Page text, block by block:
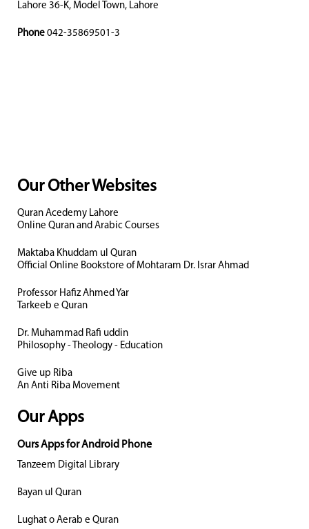
Lahore 36-K, Model Town, Lahore
Phone 042-35869501-3
Our Other Websites
Quran Acedemy Lahore
Online Quran and Arabic Courses
Maktaba Khuddam ul Quran
Official Online Bookstore of Mohtaram Dr. Israr Ahmad
Professor Hafiz Ahmed Yar
Tarkeeb e Quran
Dr. Muhammad Rafi uddin
Philosophy - Theology - Education
Give up Riba
An Anti Riba Movement
Our Apps
Ours Apps for Android Phone
Tanzeem Digital Library
Bayan ul Quran
Lughat o Aerab e Quran